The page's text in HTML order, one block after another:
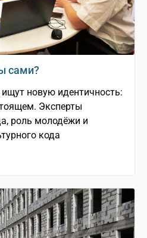
сами?
новую идентичность:
Эксперты
роль молодёжи и
кода